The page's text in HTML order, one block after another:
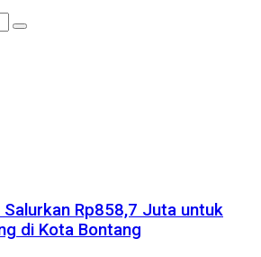
Salurkan Rp858,7 Juta untuk
di Kota Bontang